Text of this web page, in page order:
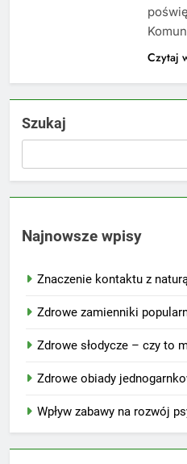
Czytaj
Szukaj
Najnowsze wpisy
Znaczenie kontaktu z
Zdrowe zamienniki
Zdrowe słodycze – czy to
Zdrowe obiady
Wpływ zabawy na rozwój